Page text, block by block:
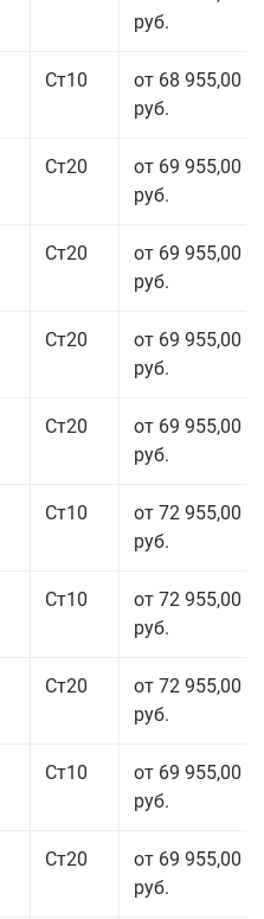
руб.
Ст10
от 68 955,00
руб.
Ст20
от 69 955,00
руб.
Ст20
от 69 955,00
руб.
Ст20
от 69 955,00
руб.
Ст20
от 69 955,00
руб.
Ст10
от 72 955,00
руб.
Ст10
от 72 955,00
руб.
Ст20
от 72 955,00
руб.
Ст10
от 69 955,00
руб.
Ст20
от 69 955,00
руб.